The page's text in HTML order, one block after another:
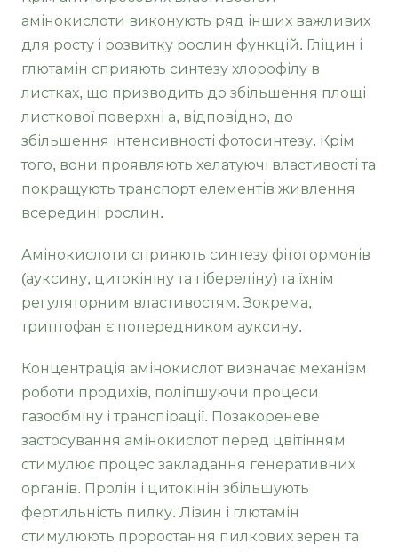
амінокислоти виконують ряд інших важливих
для росту і розвитку рослин функцій. Гліцин і
глютамін сприяють синтезу хлорофілу в
листках, що призводить до збільшення площі
листкової поверхні а, відповідно, до
збільшення інтенсивності фотосинтезу. Крім
того, вони проявляють хелатуючі властивості та
покращують транспорт елементів живлення
всередині рослин.
Амінокислоти сприяють синтезу фітогормонів
(ауксину, цитокініну та гібереліну) та їхнім
регуляторним властивостям. Зокрема,
триптофан є попередником ауксину.
Концентрація амінокислот визначає механізм
роботи продихів, поліпшуючи процеси
газообміну і транспірації. Позакореневе
застосування амінокислот перед цвітінням
стимулює процес закладання генеративних
органів. Пролін і цитокінін збільшують
фертильність пилку. Лізин і глютамін
стимулюють проростання пилкових зерен та